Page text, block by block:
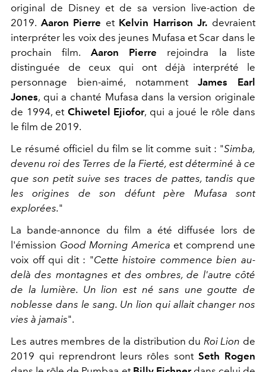
original de Disney et de sa version live-action de
2019. Aaron Pierre et Kelvin Harrison Jr. devraient
interpréter les voix des jeunes Mufasa et Scar dans le
prochain film. Aaron Pierre rejoindra la liste
distinguée de ceux qui ont déjà interprété le
personnage bien-aimé, notammentJames Earl
Jones, qui a chanté Mufasa dans la version originale
de 1994, et Chiwetel Ejiofor, qui a joué le rôle dans
le film de 2019.
Le résumé officiel du film se lit comme suit : "Simba,
devenu roi des Terres de la Fierté, est déterminé à ce
que son petit suive ses traces de pattes, tandis que
les origines de son défunt père Mufasa sont
explorées."
La bande-annonce du film a été diffusée lors de
l'émission Good Morning America et comprend une
voix off qui dit : "Cette histoire commence bien au-
delà des montagnes et des ombres, de l'autre côté
de la lumière. Un lion est né sans une goutte de
noblesse dans le sang. Un lion qui allait changer nos
vies à jamais".
Les autres membres de la distribution du Roi Lion de
2019 qui reprendront leurs rôles sontSeth Rogen